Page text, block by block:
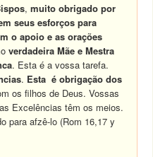
,muito obrigado por
seus esforços para
o apoio e as orações
verdadeira Mãe e Mestra
. Esta é a vossa tarefa.
. Esta é obrigação dos
os filhos de Deus. Vossas
Excelências têm os meios.
para afzê-lo (Rom 16,17 y